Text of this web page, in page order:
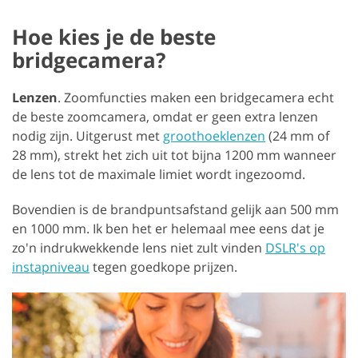
Hoe kies je de beste
bridgecamera?
Lenzen. Zoomfuncties maken een bridgecamera echt
de beste zoomcamera, omdat er geen extra lenzen
nodig zijn. Uitgerust met groothoeklenzen (24 mm of
28 mm), strekt het zich uit tot bijna 1200 mm wanneer
de lens tot de maximale limiet wordt ingezoomd.
Bovendien is de brandpuntsafstand gelijk aan 500 mm
en 1000 mm. Ik ben het er helemaal mee eens dat je
zo'n indrukwekkende lens niet zult vinden DSLR's op
instapniveau tegen goedkope prijzen.